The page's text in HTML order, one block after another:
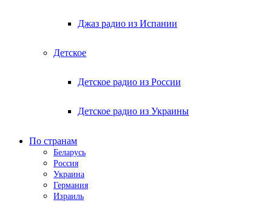
Джаз радио из Испании
Детское
Детское радио из России
Детское радио из Украины
По странам
Беларусь
Россия
Украина
Германия
Израиль